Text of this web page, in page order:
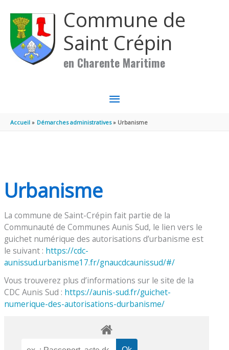
Commune de
Saint Crépin
en Charente Maritime
MENU
PRINCIPAL
Accueil Démarches administratives Urbanisme
Urbanisme
La commune de Saint-Crépin fait partie de la
Communauté de Communes Aunis Sud, le lien vers le
guichet numérique des autorisations d’urbanisme est
le suivant : https://cdc-
aunissud.urbanisme17.fr/gnaucdcaunissud/#/
Vous trouverez plus d’informations sur le site de la
CDC Aunis Sud : https://aunis-sud.fr/guichet-
numerique-des-autorisations-durbanisme/